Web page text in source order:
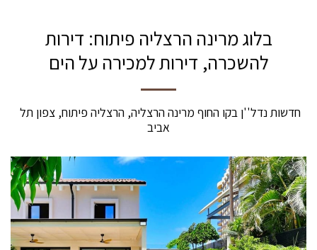
בלוג מרינה הרצליה פיתוח: דירות
להשכרה, דירות למכירה על הים
חדשות נדל''ן בקו החוף מרינה הרצליה, הרצליה פיתוח, צפון תל
אביב